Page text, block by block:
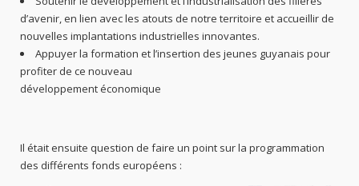
d’avenir, en lien avec les atouts de notre territoire et accueillir de
nouvelles implantations industrielles innovantes.
Appuyer la formation et l’insertion des jeunes guyanais pour
profiter de ce nouveau
développement économique
Il était ensuite question de faire un point sur la programmation
des différents fonds européens :